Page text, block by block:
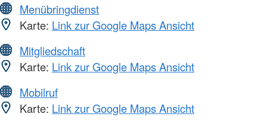
Menübringdienst
Karte: Link zur Google Maps Ansicht
Mitgliedschaft
Karte: Link zur Google Maps Ansicht
Mobilruf
Karte: Link zur Google Maps Ansicht